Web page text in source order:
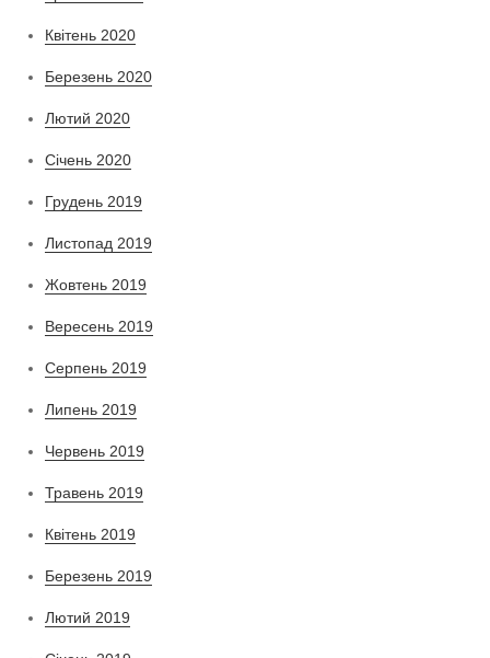
Квітень 2020
Березень 2020
Лютий 2020
Січень 2020
Грудень 2019
Листопад 2019
Жовтень 2019
Вересень 2019
Серпень 2019
Липень 2019
Червень 2019
Травень 2019
Квітень 2019
Березень 2019
Лютий 2019